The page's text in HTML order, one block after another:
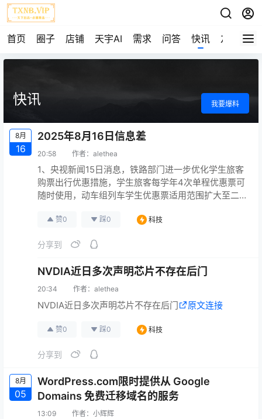
首页 圈子 店铺 天宇AI 需求 问答 快讯 友链
快讯 我要爆料
8月
16
2025年8月16日信息差
20:58 作者： alethea
1、央视新闻15日消息，铁路部门进一步优化学生旅客
购票出行优惠措施，学生旅客每学年4次单程优惠票可
随时使用，动车组列车学生优惠票适用范围扩大至二
7.5折计算，相关优惠车票预计将于9月6日开始发售。
了不少新政策，事关提取、贷款额度等。苏州公积金
乌鲁木齐支持…
原文连接
赞0 踩0 科技
分享到
NVDIA近日多次声明芯片不存在后门
20:34 作者： alethea
NVDIA近日多次声明芯片不存在后门 原文连接
赞0 踩0 科技
分享到
8月
05
WordPress.com限时提供从 Google
Domains 免费迁移域名的服务
13:09 作者： 小辉辉